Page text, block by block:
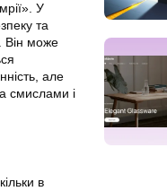
У
та
Він може
але
смислами і
в